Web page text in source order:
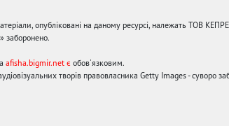
опубліковані на даному ресурсі, належать ТОВ
заборонено.
afisha.bigmir.net є обов'язковим.
творів правовласника Getty Images - суворо